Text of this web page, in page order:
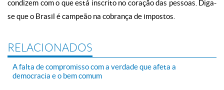
condizem com o que está inscrito no coração das pessoas. Diga-
se que o Brasil é campeão na cobrança de impostos.
RELACIONADOS
A falta de compromisso com a verdade que afeta a
democracia e o bem comum